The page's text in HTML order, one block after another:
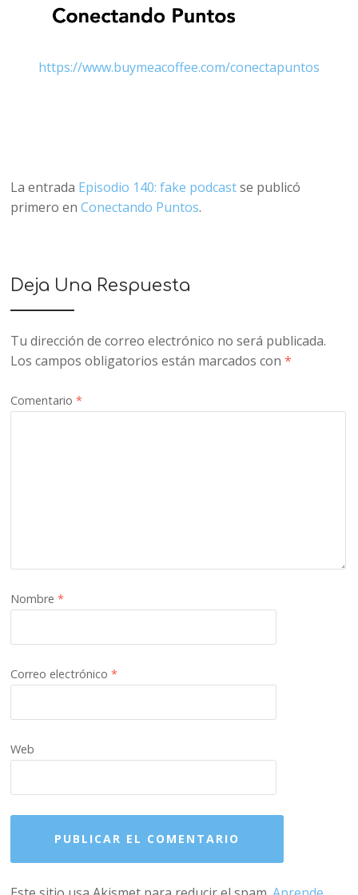
https://www.buymeacoffee.com/conectapuntos
La entrada Episodio 140: fake podcastse publicó
primero enConectando Puntos.
Deja Una Respuesta
Tu dirección de correo electrónico no será publicada.
Los campos obligatorios están marcados con*
Comentario*
Nombre*
Correo electrónico*
Web